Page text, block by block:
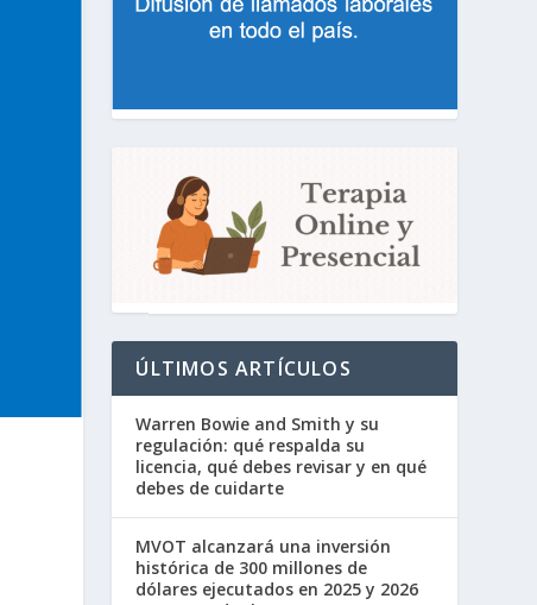
ÚLTIMOS ARTÍCULOS
Warren Bowie and Smith y su
regulación: qué respalda su
licencia, qué debes revisar y en qué
debes de cuidarte
MVOT alcanzará una inversión
histórica de 300 millones de
dólares ejecutados en 2025 y 2026